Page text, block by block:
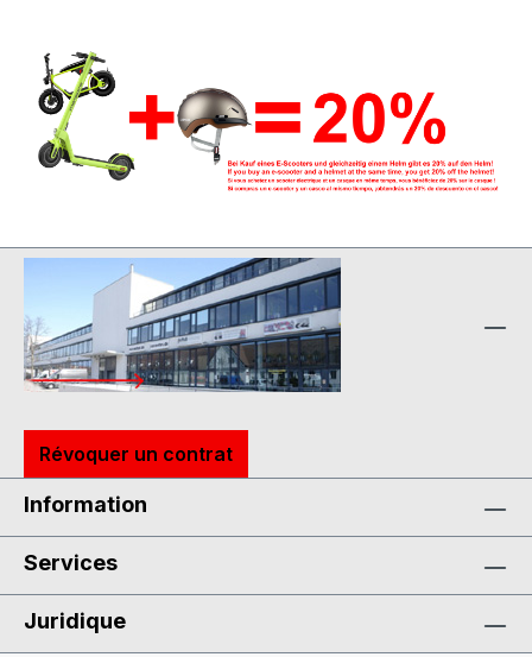
Révoquer un contrat
Information
Services
Juridique